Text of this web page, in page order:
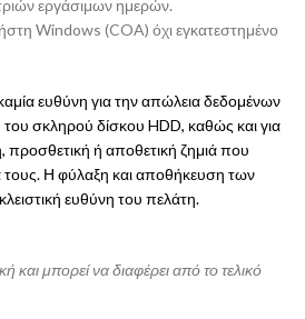
εργάσιμων ημερών.
Windows (COA) όχι εγκατεστημένο
ευθύνη για την απώλεια δεδομένων
σκληρού δίσκου HDD, καθώς και για
ή αποθετική ζημιά που
Η φύλαξη και αποθήκευση των
ευθύνη του πελάτη.
και μπορεί να διαφέρει από το τελικό